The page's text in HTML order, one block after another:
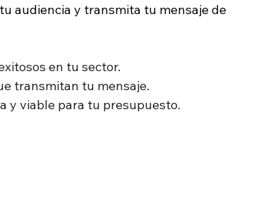
audiencia y transmita tu mensaje de
en tu sector.
transmitan tu mensaje.
y viable para tu presupuesto.